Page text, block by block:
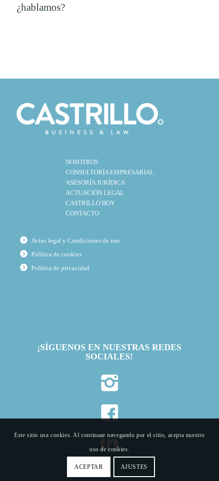
¿hablamos?
NOSOTROS
CONSULTORÍA EMPRESARIAL
ASESORÍA JURÍDICA
ACTUACIÓN LEGAL
CASTRILLO HOY
CONTACTO
Aviso legal y Condiciones de uso
Política de cookies
Política de privacidad
¡SÍGUENOS EN NUESTRAS REDES
SOCIALES!
Este sitio usa cookies. Al continuar navegando por el sitio, acepta nuestro
uso de cookies.
ACEPTAR AJUSTES